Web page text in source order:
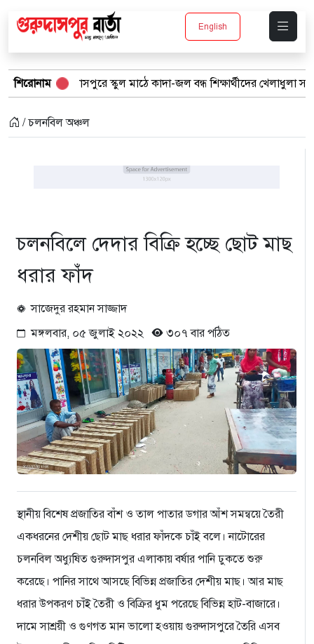
English
শিরোনামস্কুল মাঠে কাদা-জল বন্ধ শিক্ষার্থীদের খেলাধুলা সমাবেশ
/ চলনবিল অঞ্চল
চলনবিলে দেদার বিক্রি হচ্ছে ছোট মাছ
ধরার ফাঁদ
সাজেদুর রহমান সাজ্জাদ
মঙ্গলবার, ০৫ জুলাই ২০২২
৩০৭ বার পঠিত
স্থানীয় বিশেষ প্রজাতির বাঁশ ও তাল পাতার ডগার আঁশ সমন্বয়ে তৈরী
একধরনের দেশীয় ছোট মাছ ধরার ফাঁদকে চাঁই বলে। নাটোরের
চলনবিল অধ্যুষিত গুরুদাসপুর এলাকায় বর্ষার পানি ঢুকতে শুরু
করেছে। পানির সাথে আসছে বিভিন্ন প্রজাতির দেশীয় মাছ। আর মাছ
ধরার উপকরণ চাঁই তৈরী ও বিক্রির ধুম পরেছে বিভিন্ন হাট-বাজারে।
দামে সাশ্রয়ী ও গুণগত মান ভালো হওয়ায় গুরুদাসপুরে তৈরি এসব